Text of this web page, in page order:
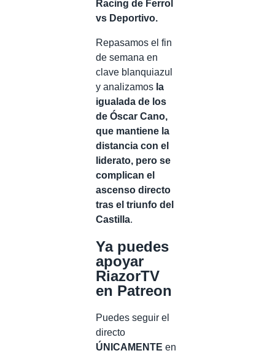
Racing de Ferrol
vs Deportivo.
Repasamos el fin
de semana en
clave blanquiazul
y analizamos la
igualada de los
de Óscar Cano,
que mantiene la
distancia con el
liderato, pero se
complican el
ascenso directo
tras el triunfo del
Castilla.
Ya puedes
apoyar
RiazorTV
en Patreon
Puedes seguir el
directo
ÚNICAMENTE en